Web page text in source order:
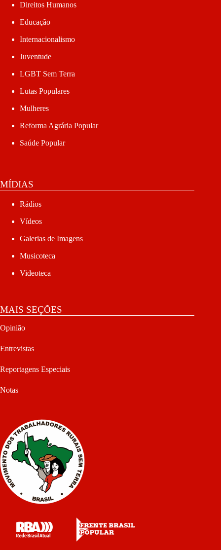
Direitos Humanos
Educação
Internacionalismo
Juventude
LGBT Sem Terra
Lutas Populares
Mulheres
Reforma Agrária Popular
Saúde Popular
MÍDIAS
Rádios
Vídeos
Galerias de Imagens
Musicoteca
Videoteca
MAIS SEÇÕES
Opinião
Entrevistas
Reportagens Especiais
Notas